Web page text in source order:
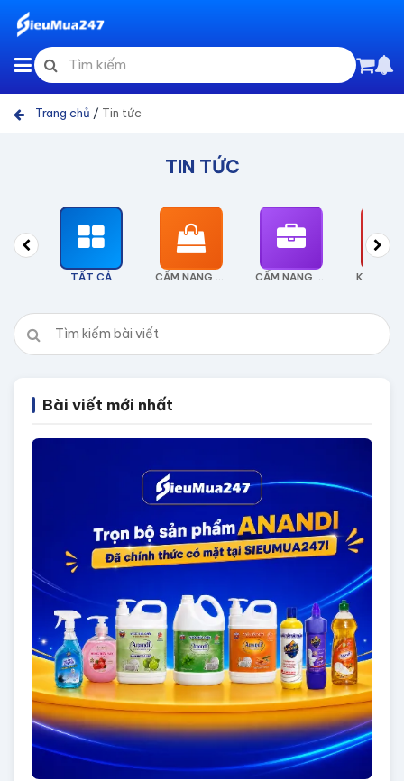
Trang chủ / Tin tức
TIN TỨC
TẤT CẢ CẨM NANG TIÊU DÙNG CẨM NANG KINH DOANH
Bài viết mới nhất